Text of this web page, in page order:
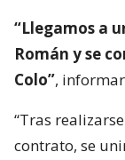
“Llegamos a
Román y se
Colo”,
“Tras
contrato, se